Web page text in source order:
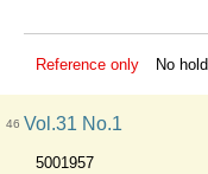
Reference only No hold
46 Vol.31 No.1
5001957